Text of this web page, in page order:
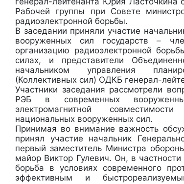
Рабочей группы при Совете
радиоэлектронной борьбы.
В заседании приняли участие
вооруженных сил государств –
организацию радиоэлектронной
силах, и представители
начальником управления
(Коллективных сил) ОДКБ генерал-
Участники заседания рассмотрели
РЭБ в современных
электромагнитной
национальных вооруженных сил.
Принимая во внимание важность
принял участие начальник
первый заместитель Министра
майор Виктор Гулевич. Он, в
борьба в условиях современного
эффективным и